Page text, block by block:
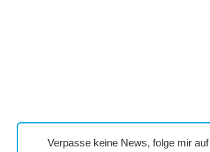
Verpasse keine News, folge mir auf